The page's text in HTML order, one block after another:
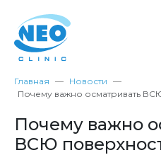
Главная
Новости
Почему важно осматривать
Почему важно
ВСЮ